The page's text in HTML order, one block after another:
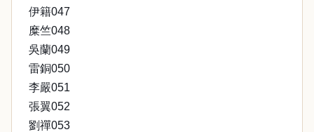
伊籍047
糜竺048
吳蘭049
雷銅050
李嚴051
張翼052
劉禪053